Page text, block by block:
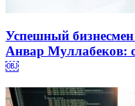
Успешный бизнесмен
Анвар Муллабеков:
￼